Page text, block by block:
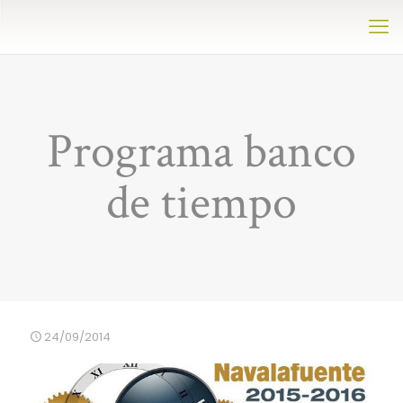
Programa banco
de tiempo
24/09/2014